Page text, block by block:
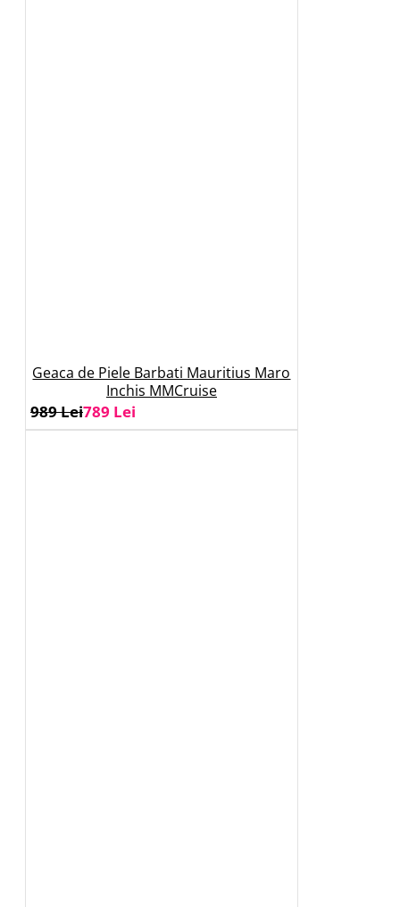
Geaca de Piele Barbati Mauritius Maro
Inchis MMCruise
789 Lei
989 Lei